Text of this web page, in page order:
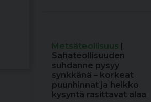
Metsäteollisuus |
Sahateollisuuden
suhdanne pysyy
synkkänä – korkeat
puunhinnat ja heikko
kysyntä rasittavat alaa